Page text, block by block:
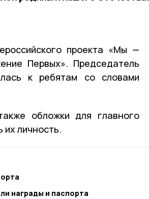
проекта «Мы —
Первых». Председатель
к ребятам со словами
обложки для главного
их личность.
награды и паспорта